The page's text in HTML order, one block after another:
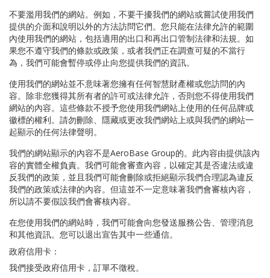
不要濫用我們的網站。例如，不要干擾我們的網站或嘗試使用我們
提供的介面和說明以外的方法訪問它們。您只能在法律允許的範圍
內使用我們的網站，包括適用的出口和再出口管制法律和法規。如
果您不遵守我們的條款或政策，或者我們正在調查可疑的不當行
為，我們可能會暫停或停止向您提供我們的資訊。
使用我們的網站並不意味著您擁有任何智慧財產權或您訪問的內
容。除非您獲得其所有者的許可或法律允許，否則您不得使用我們
網站的內容。這些條款不授予您使用我們網站上使用的任何品牌或
徽標的權利。請勿刪除、隱藏或更改我們網站上或與我們的網站一
起顯示的任何法律聲明。
我們的網站顯示的內容不是AeroBase Group的。此內容由提供該內
容的實體全權負責。我們可能會審查內容，以確定其是否違法或違
反我們的政策，並且我們可能會刪除或拒絕顯示我們合理認為違反
我們的政策或法律的內容。但這並不一定意味著我們會審核內容，
所以請不要假設我們會審核內容。
在您使用我們的網站時，我們可能會向您發送服務公告、管理消息
和其他資訊。您可以退出宣告其中一些通信。
政府信用卡：
我們接受政府信用卡，訂單不徵稅。